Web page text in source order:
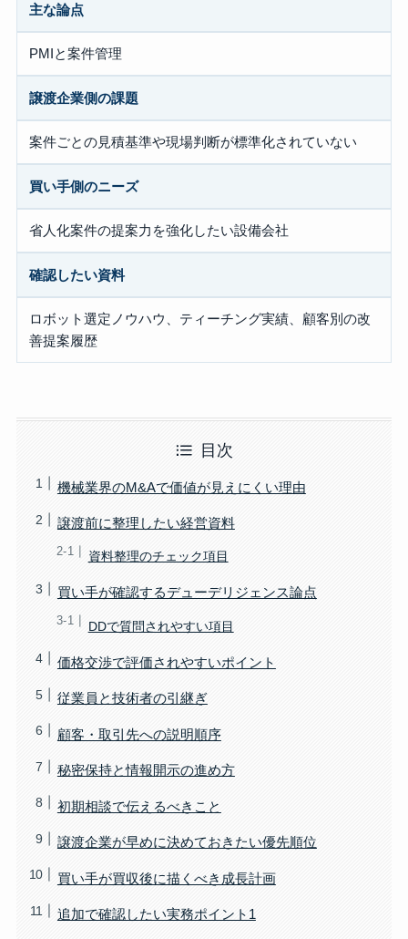
主な論点
PMIと案件管理
譲渡企業側の課題
案件ごとの見積基準や現場判断が標準化されていない
買い手側のニーズ
省人化案件の提案力を強化したい設備会社
確認したい資料
ロボット選定ノウハウ、ティーチング実績、顧客別の改
善提案履歴
目次
機械業界のM&Aで価値が見えにくい理由
譲渡前に整理したい経営資料
資料整理のチェック項目
買い手が確認するデューデリジェンス論点
DDで質問されやすい項目
価格交渉で評価されやすいポイント
従業員と技術者の引継ぎ
顧客・取引先への説明順序
秘密保持と情報開示の進め方
初期相談で伝えるべきこと
譲渡企業が早めに決めておきたい優先順位
買い手が買収後に描くべき成長計画
追加で確認したい実務ポイント1